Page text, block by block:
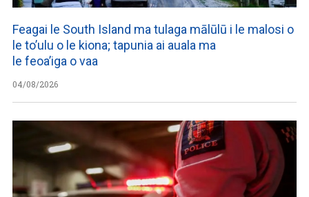
Feagai le South Island ma tulaga mālūlū i le malosi o
le to’ulu o le kiona; tapunia ai auala ma
le feoa’iga o vaa
04/08/2026